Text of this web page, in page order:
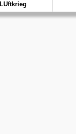
LUftkrieg